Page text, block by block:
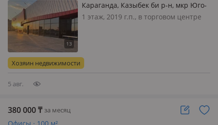
Караганда, Казыбек би р-н, мкр Юго-
Восток, Республики 9
1 этаж, 2019 г.п., в торговом центре
отопление, вентиляция,
сигнализация, видеонаблюдение,
Хозяин недвижимости
5 авг.
380 000₸ за месяц